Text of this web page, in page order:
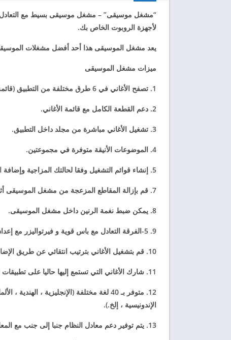
“مشغل موسيقى” – مشغل موسيقى بسيط مع
لأجهزة الروبوت الخاص بك.
يعد مشغل الموسيقى هذا أحد أفضل مشغلات
ميزات مشغل الموسيقى
1. تصفح الأغاني في 6 طرق مختلفة من التطبيق (قائمة التشغيل ، النوع ، المجلد ، الفنان ، الألبوم والأغاني).
2. دعم القطعة الكامل مع قائمة الأغاني.
3. تشغيل الأغاني مباشرة من مجلد داخل التطبيق.
4. الموضوعات الأنيقة متوفرة في مجموعتين.
5. إنشاء قوائم التشغيل وفقا لحالتك المزاجية وإضافة الأغاني لهم.
7. قم بإزالة المقاطع المزعجة من مشغل الموسيقى أثناء مسح التطبيق.
8. يمكن ضبط نغمة الرنين داخل مشغل الموسيقى.
9. 5-الفرقة التعادل مع باس قوية و فيرتواليزر مع إعدادات تردد.
10. قم بتشغيل الأغاني بترتيب انتقائي عن طريق الإضافة إلى قائمة التشغيل حاليا من خلال ميزة إضافة إلى قائمة الانتظار.
11. شارك الأغاني التي تستمع إليها حاليا على تطبيقات الوسائط الاجتماعية.
12. متوفر بـ 40 لغة مختلفة (الإنجليزية ،
الإندونيسية ، إلخ.).
13. يتم توفير دعم معادل النظام جنبا إلى جنب مع المعادل داخل التطبيق داخل تطبيق مشغل الموسيقى.